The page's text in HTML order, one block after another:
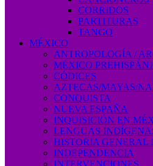
CORRIDOS
PARTITURAS
TANGO
MÉXICO
ANTROPOLOGÍA /
MÉXICO
CÓDICES
AZTECAS/MAYAS/
CONQUISTA
NUEVA ESPAÑA
INQUISICIÓN EN
LENGUAS
HISTORIA GENERAL
INDEPENDENCIA
INTERVENCIONES